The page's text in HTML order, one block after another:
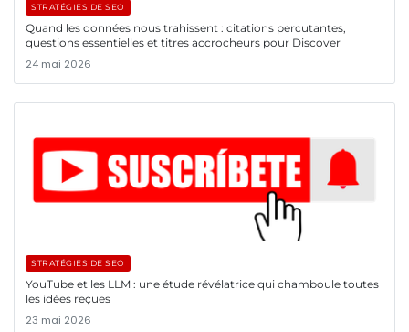
STRATÉGIES DE SEO
Quand les données nous trahissent : citations percutantes,
questions essentielles et titres accrocheurs pour Discover
24 mai 2026
STRATÉGIES DE SEO
YouTube et les LLM : une étude révélatrice qui chamboule toutes
les idées reçues
23 mai 2026